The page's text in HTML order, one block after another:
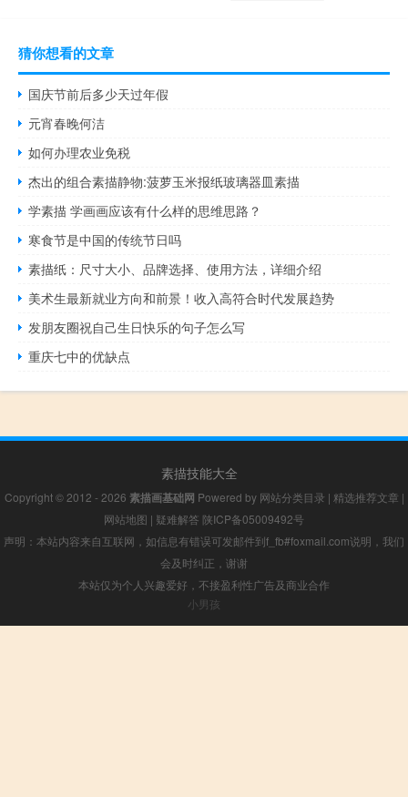
猜你想看的文章
国庆节前后多少天过年假
元宵春晚何洁
如何办理农业免税
杰出的组合素描静物:菠萝玉米报纸玻璃器皿素描
学素描 学画画应该有什么样的思维思路？
寒食节是中国的传统节日吗
素描纸：尺寸大小、品牌选择、使用方法，详细介绍
美术生最新就业方向和前景！收入高符合时代发展趋势
发朋友圈祝自己生日快乐的句子怎么写
重庆七中的优缺点
素描技能大全
Copyright © 2012 - 2026 素描画基础网 Powered by 网站分类目录 | 精选推荐文章 |
网站地图 | 疑难解答 陕ICP备05009492号
声明：本站内容来自互联网，如信息有错误可发邮件到f_fb#foxmail.com说明，我们
会及时纠正，谢谢
本站仅为个人兴趣爱好，不接盈利性广告及商业合作
小男孩